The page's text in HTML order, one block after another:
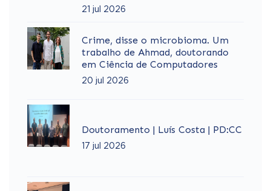
21 jul 2026
Crime, disse o microbioma. Um
trabalho de Ahmad, doutorando
em Ciência de Computadores
20 jul 2026
Doutoramento | Luís Costa | PD:CC
17 jul 2026